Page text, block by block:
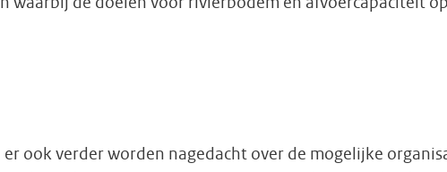
ook verder worden nagedacht over de mogelijke